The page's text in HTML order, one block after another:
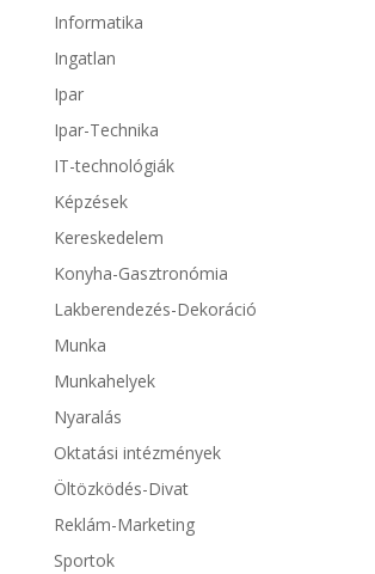
Informatika
Ingatlan
Ipar
Ipar-Technika
IT-technológiák
Képzések
Kereskedelem
Konyha-Gasztronómia
Lakberendezés-Dekoráció
Munka
Munkahelyek
Nyaralás
Oktatási intézmények
Öltözködés-Divat
Reklám-Marketing
Sportok